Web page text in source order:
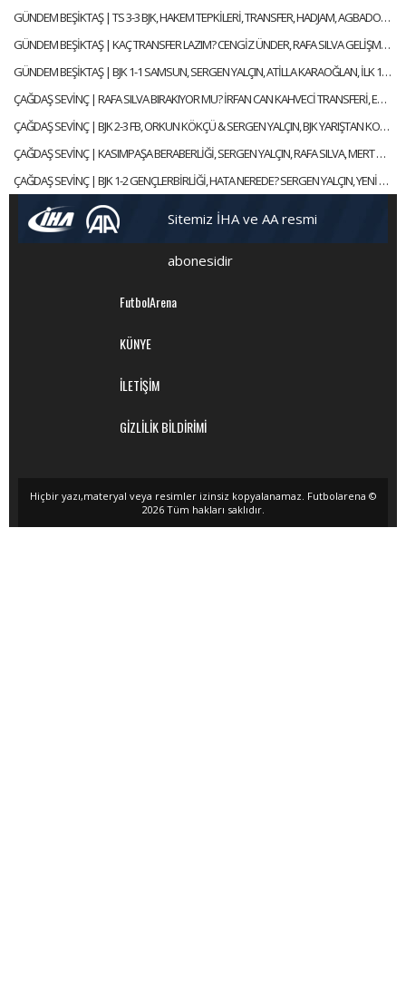
GÜNDEM BEŞİKTAŞ | TS 3-3 BJK, HAKEM TEPKİLERİ, TRANSFER, HADJAM, AGBADOU, RASKIN | ÇAĞDAŞ SEVİNÇ
GÜNDEM BEŞİKTAŞ | KAÇ TRANSFER LAZIM? CENGİZ ÜNDER, RAFA SILVA GELİŞMESİ, ABOUBAKAR | ÇAĞDAŞ SEVİNÇ
GÜNDEM BEŞİKTAŞ | BJK 1-1 SAMSUN, SERGEN YALÇIN, ATİLLA KARAOĞLAN, İLK 11 TERCİHLERİ | ÇAĞDAŞ SEVİNÇ
ÇAĞDAŞ SEVİNÇ | RAFA SILVA BIRAKIYOR MU? İRFAN CAN KAHVECİ TRANSFERİ, ERSİN, NECİP | GÜNDEM BEŞİKTAŞ
ÇAĞDAŞ SEVİNÇ | BJK 2-3 FB, ORKUN KÖKÇÜ & SERGEN YALÇIN, BJK YARIŞTAN KOPTU MU? | GÜNDEM BEŞİKTAŞ
ÇAĞDAŞ SEVİNÇ | KASIMPAŞA BERABERLİĞİ, SERGEN YALÇIN, RAFA SILVA, MERT GÜNOK | GÜNDEM BEŞİKTAŞ
ÇAĞDAŞ SEVİNÇ | BJK 1-2 GENÇLERBİRLİĞİ, HATA NEREDE? SERGEN YALÇIN, YENİ KAPTANLAR | GÜNDEM BEŞİKTAŞ
Sitemiz İHA ve AA resmi
abonesidir
FutbolArena
KÜNYE
İLETİŞİM
GİZLİLİK BİLDİRİMİ
Hiçbir yazı,materyal veya resimler izinsiz kopyalanamaz. Futbolarena ©
2026 Tüm hakları saklıdır.